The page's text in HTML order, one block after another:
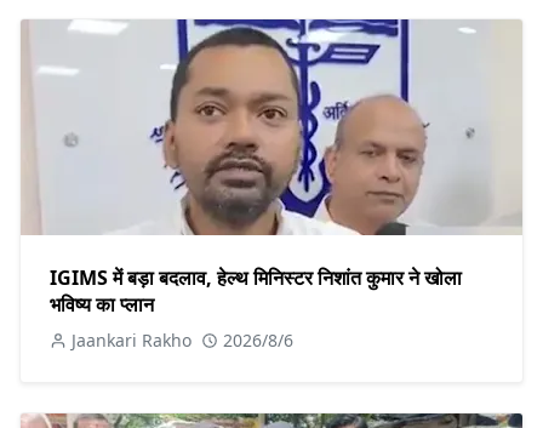
IGIMS में बड़ा बदलाव, हेल्थ मिनिस्टर निशांत कुमार ने खोला
भविष्य का प्लान
Jaankari Rakho 2026/8/6